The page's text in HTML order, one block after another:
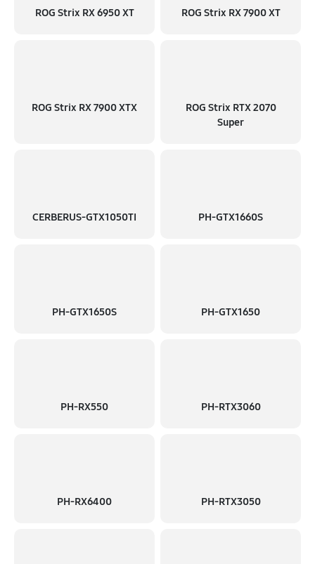
ROG Strix RX 6950 XT ROG Strix RX 7900 XT
ROG Strix RX 7900 XTX
ROG Strix RTX 2070
Super
CERBERUS-GTX1050TI PH-GTX1660S
PH-GTX1650S PH-GTX1650
PH-RX550 PH-RTX3060
PH-RX6400 PH-RTX3050